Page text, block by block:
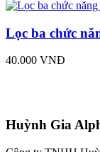
Lọc ba chức
40.000 VNĐ
Huỳnh Gia